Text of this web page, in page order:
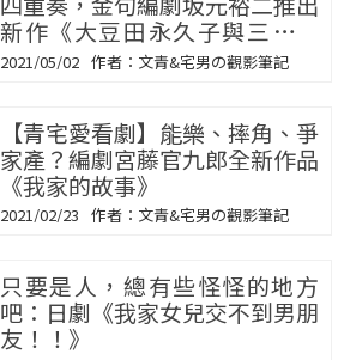
新作《大豆田永久子與三個前
夫》
2021/05/02 文青&宅男の觀影筆記
【青宅愛看劇】能樂、摔角、爭
家產？編劇宮藤官九郎全新作品
《我家的故事》
2021/02/23 文青&宅男の觀影筆記
只要是人，總有些怪怪的地方
吧：日劇《我家女兒交不到男朋
友！！》